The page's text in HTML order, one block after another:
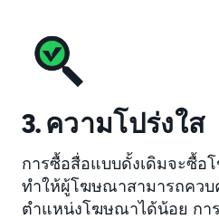
3. ความโปร่งใส
การซื้อสื่อแบบดั้งเดิมจะซื้อ
ทำให้ผู้โฆษณาสามารถคว
ตำแหน่งโฆษณาได้น้อย กา